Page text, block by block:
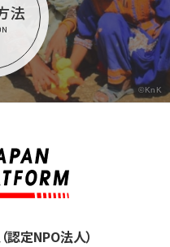
法
©KnK
定NPO法人）